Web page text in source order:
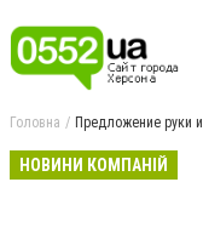
Головна Предложение руки
НОВИНИ КОМПАНІЙ